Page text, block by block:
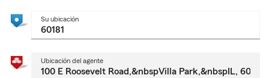
Su ubicación
Ubicación del agente